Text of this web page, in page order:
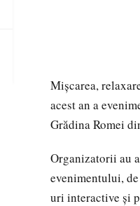
Mișcarea,
acest an a
Grădina Romei
Organizatorii au
evenimentului,
uri interactive și